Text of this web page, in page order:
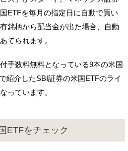
ETFを毎月の指定日に自動で買い
銘柄から配当金が出た場合、自動
てられます。
手数料無料となっている9本の米国
紹介したSBI証券の米国ETFのライ
っています。
ETFをチェック